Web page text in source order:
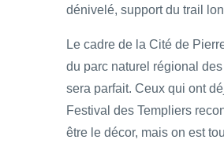
dénivelé, support du trail
Le cadre de la Cité de
du parc naturel régional
sera parfait. Ceux qui ont
Festival des Templiers
être le décor, mais on est